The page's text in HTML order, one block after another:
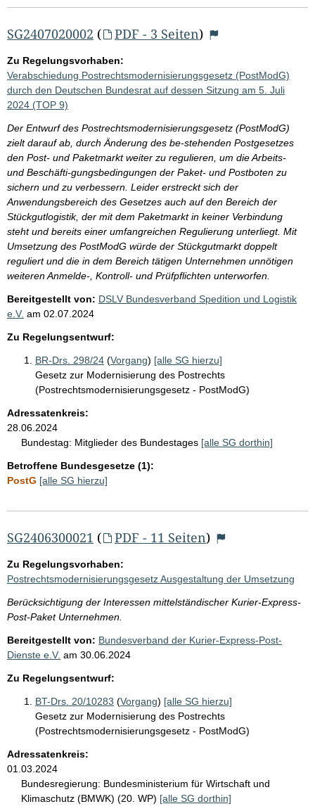
SG2407020002 ( PDF - 3 Seiten)
Zu Regelungsvorhaben:
Verabschiedung Postrechtsmodernisierungsgesetz (PostModG)
durch den Deutschen Bundesrat auf dessen Sitzung am 5. Juli
2024 (TOP 9)
Der Entwurf des Postrechtsmodernisierungsgesetz (PostModG)
zielt darauf ab, durch Änderung des be-stehenden Postgesetzes
den Post- und Paketmarkt weiter zu regulieren, um die Arbeits-
und Beschäfti-gungsbedingungen der Paket- und Postboten zu
sichern und zu verbessern. Leider erstreckt sich der
Anwendungsbereich des Gesetzes auch auf den Bereich der
Stückgutlogistik, der mit dem Paketmarkt in keiner Verbindung
steht und bereits einer umfangreichen Regulierung unterliegt. Mit
Umsetzung des PostModG würde der Stückgutmarkt doppelt
reguliert und die in dem Bereich tätigen Unternehmen unnötigen
weiteren Anmelde-, Kontroll- und Prüfpflichten unterworfen.
Bereitgestellt von: DSLV Bundesverband Spedition und Logistik
e.V. am 02.07.2024
Zu Regelungsentwurf:
BR-Drs. 298/24 (Vorgang) [alle SG hierzu]
Gesetz zur Modernisierung des Postrechts
(Postrechtsmodernisierungsgesetz - PostModG)
Adressatenkreis:
28.06.2024
Bundestag: Mitglieder des Bundestages [alle SG dorthin]
Betroffene Bundesgesetze (1):
PostG [alle SG hierzu]
SG2406300021 ( PDF - 11 Seiten)
Zu Regelungsvorhaben:
Postrechtsmodernisierungsgesetz Ausgestaltung der Umsetzung
Berücksichtigung der Interessen mittelständischer Kurier-Express-
Post-Paket Unternehmen.
Bereitgestellt von: Bundesverband der Kurier-Express-Post-
Dienste e.V. am 30.06.2024
Zu Regelungsentwurf:
BT-Drs. 20/10283 (Vorgang) [alle SG hierzu]
Gesetz zur Modernisierung des Postrechts
(Postrechtsmodernisierungsgesetz - PostModG)
Adressatenkreis:
01.03.2024
Bundesregierung: Bundesministerium für Wirtschaft und
Klimaschutz (BMWK) (20. WP) [alle SG dorthin]